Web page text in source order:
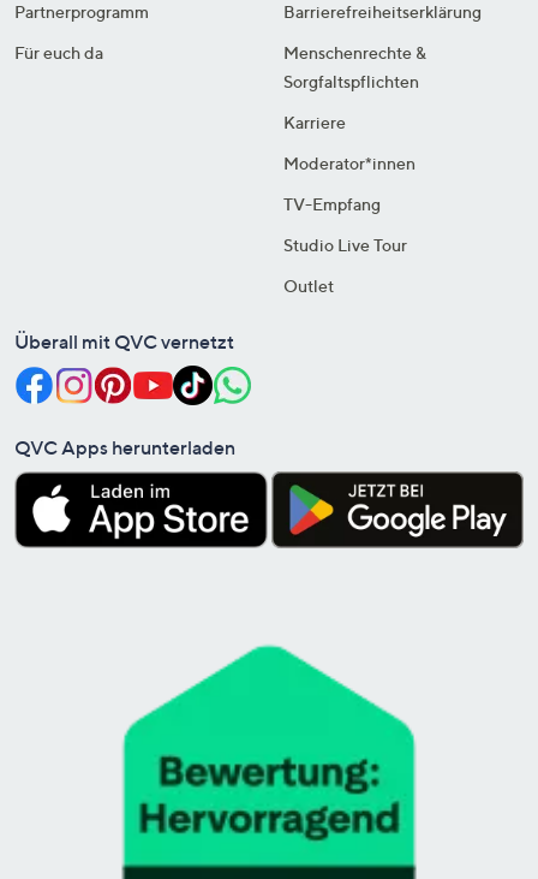
Partnerprogramm
Für euch da
Barrierefreiheitserklärung
Menschenrechte &
Sorgfaltspflichten
Karriere
Moderator*innen
TV-Empfang
Studio Live Tour
Outlet
Überall mit QVC vernetzt
QVC Apps herunterladen